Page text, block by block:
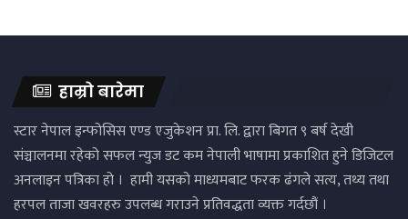
हाम्रो बारेमा
स्टार नेपाल इन्फोसिस एण्ड एजुकेशन प्रा. लि. द्वारा बिगत ९ बर्ष देखी
संञ्चालनमा रहेको सफल न्युज डट कम नेपाली भाषामा प्रकाशित हुने डिजिटल
अनलाइन पत्रिका हो । हामी यसको माध्यमबाट फरक ढंगले सत्य, तथ्य तथा
हरपल ताजा खवरहरु उपलब्ध गराउने प्रतिवद्धता व्यक्त गर्दछौं ।